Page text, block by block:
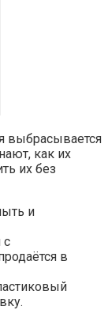
выбрасывается
как их
их без
и
с
в